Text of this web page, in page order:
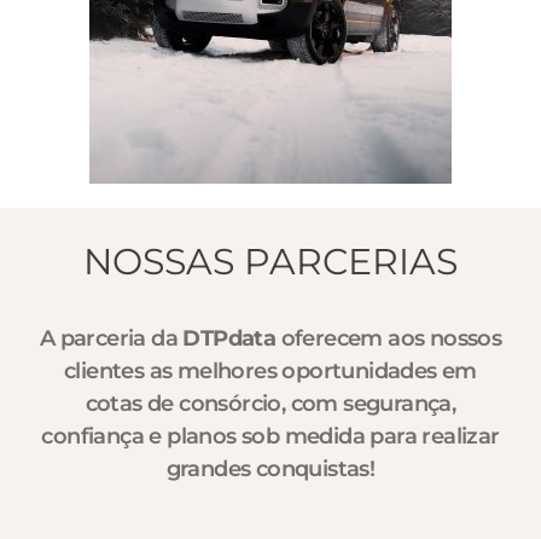
NOSSAS PARCERIAS
A parceria da DTPdata oferecem aos nossos
clientes as melhores oportunidades em
cotas de consórcio, com segurança,
confiança e planos sob medida para realizar
grandes conquistas!